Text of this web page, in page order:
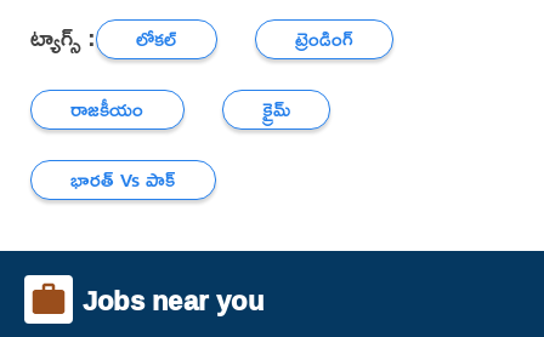
ట్యాగ్స్ : లోకల్
ట్రెండింగ్
రాజకీయం
క్రైమ్
భారత్ Vs పాక్
Jobs near you